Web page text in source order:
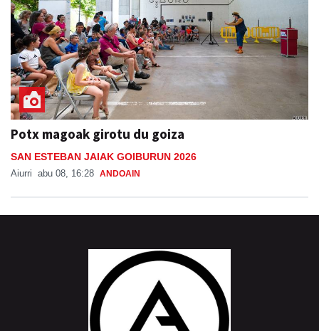
Potx magoak girotu du goiza
SAN ESTEBAN JAIAK GOIBURUN 2026
Aiurri abu 08, 16:28 ANDOAIN